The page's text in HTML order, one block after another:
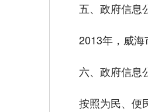
五、政府信息
2013年，威海
六、政府信息
按照为民、便